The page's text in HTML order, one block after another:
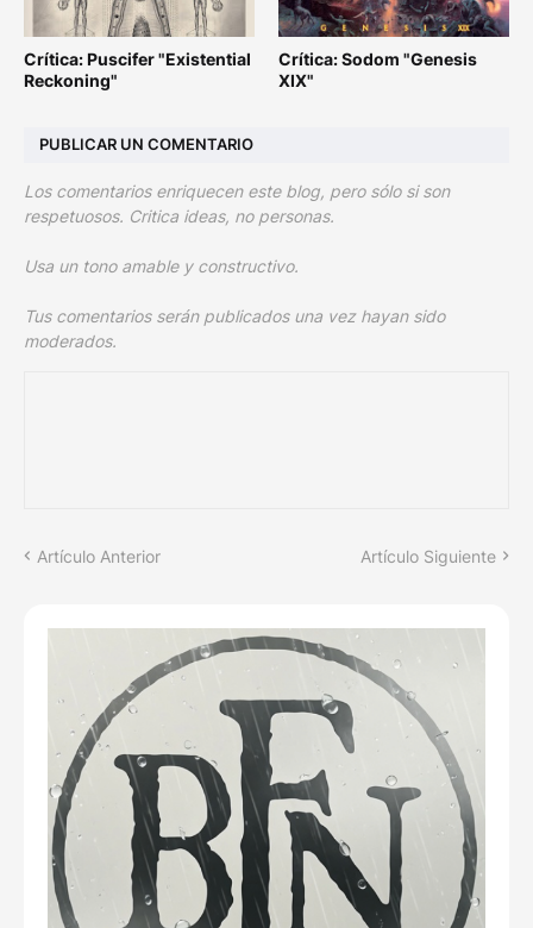
Crítica: Puscifer "Existential
Reckoning"
Crítica: Sodom "Genesis
XIX"
PUBLICAR UN COMENTARIO
Los comentarios enriquecen este blog, pero sólo si son
respetuosos. Critica ideas, no personas.
Usa un tono amable y constructivo.
Tus comentarios serán publicados una vez hayan sido
moderados.
Artículo Anterior Artículo Siguiente